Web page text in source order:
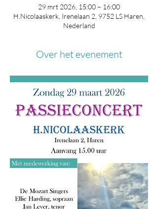
29 mrt 2026, 15:00 – 16:00
H.Nicolaaskerk, Irenelaan 2, 9752 LS Haren,
Nederland
Over het evenement